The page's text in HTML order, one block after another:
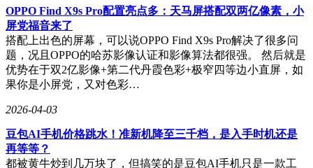
对此，鞠婧祎工作室当日中午发布声明，称举报内容“毫无事
实依据”，强调艺人始终依法纳税并配合税务检查。随后，国
OPPO Find X9s Pro配置亮点多：天马屏搭配双两亿像素，小
屏党福音来了
搭配上出色的屏幕，可以说OPPO Find X9s Pro解决了很多问
题，况且OPPO的哈苏影像认证和影像算法都很强。 然后就是
优势在于双2亿影像+第二代丹霞色彩+极窄四等边小直屏，如
果你是小屏党，又对色彩…
2026-04-03
豆包AI手机价格跳水！准新机降至三千档，是入手时机还是
再等等？
都被黄牛炒到几万块了，但搞笑的是豆包AI手机只是一款工